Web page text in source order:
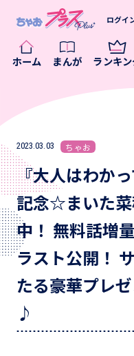
ホーム まんが ランキ
ログイ
2023.03.03 ちゃお
『大人はわか
記念☆まいた
中！ 無料話増
ラスト公開！
たる豪華プレ
♪